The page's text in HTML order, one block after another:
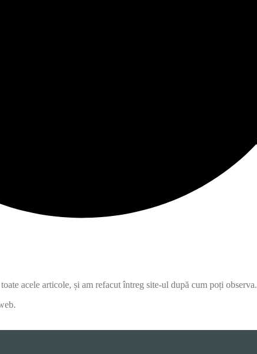
acele articole, și am refacut întreg site-ul după cum poți observa.